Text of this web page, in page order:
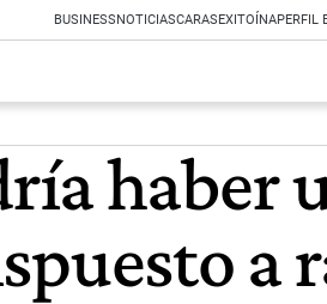
BUSINESSNOTICIASCARASEXITOÍNAPERFIL
haber
a